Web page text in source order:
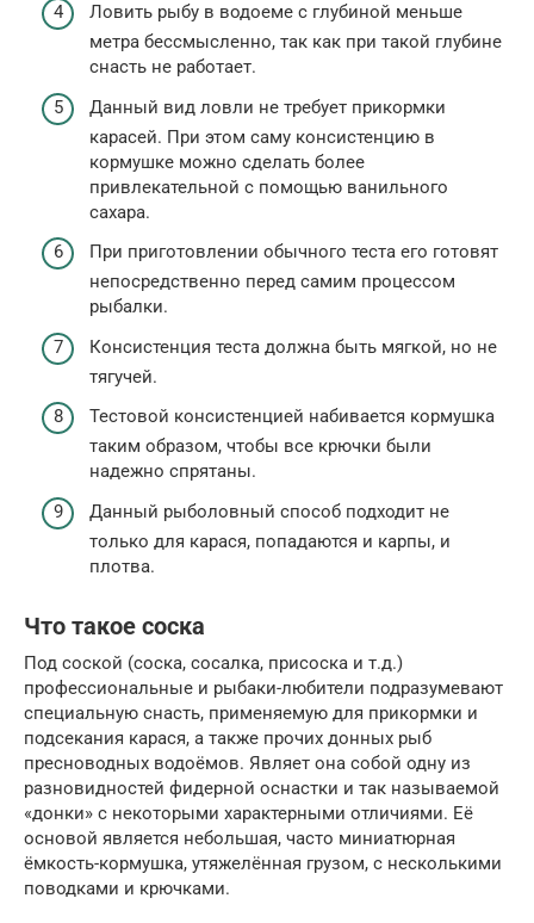
Ловить рыбу в водоеме с глубиной меньше
метра бессмысленно, так как при такой глубине
снасть не работает.
Данный вид ловли не требует прикормки
карасей. При этом саму консистенцию в
кормушке можно сделать более
привлекательной с помощью ванильного
сахара.
При приготовлении обычного теста его готовят
непосредственно перед самим процессом
рыбалки.
Консистенция теста должна быть мягкой, но не
тягучей.
Тестовой консистенцией набивается кормушка
таким образом, чтобы все крючки были
надежно спрятаны.
Данный рыболовный способ подходит не
только для карася, попадаются и карпы, и
плотва.
Что такое соска
Под соской (соска, сосалка, присоска и т.д.)
профессиональные и рыбаки-любители подразумевают
специальную снасть, применяемую для прикормки и
подсекания карася, а также прочих донных рыб
пресноводных водоёмов. Являет она собой одну из
разновидностей фидерной оснастки и так называемой
«донки» с некоторыми характерными отличиями. Её
основой является небольшая, часто миниатюрная
ёмкость-кормушка, утяжелённая грузом, с несколькими
поводками и крючками.